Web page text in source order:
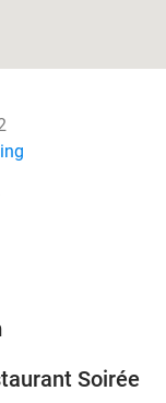
Soirée